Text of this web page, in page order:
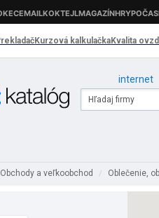
internet
Obchody a veľkoobchod / Oblečenie,